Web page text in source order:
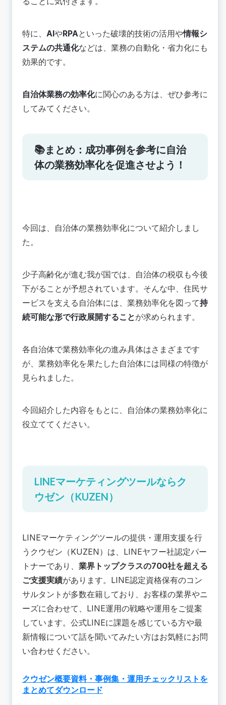
特に、 AIやRPAといった破壊的技術の活用や情報シ
ステムの共通化などは、業務の自動化・省力化にも
効果的です。
自治体業務の効率化に関心のある方は、ぜひ参考に
してみてください。
📚まとめ：成功事例を参考に自治
体の業務効率化を促進させよう！
今回は、自治体の業務効率化について紹介しまし
た。
少子高齢化が進む我が国では、自治体の税収も今後
下がることが予想されています。そんな中、住民サ
ービスを支える自治体には、業務効率化を図って持
続可能な形で行政展開することが求められます。
各自治体で業務効率化の進み具体はさまざまです
が、業務効率化を果たした自治体には同様の特徴が
見られました。
今回紹介した内容をもとに、自治体の業務効率化に
役立ててください。
LINEマーケティングツールならク
ウゼン（KUZEN）
LINEマーケティングツールの提供・運用支援を行
うクウゼン（KUZEN）は、LINEヤフー社認定パー
トナーであり、 業界トップクラスの700社を超える
ご支援実績があります。LINE認定資格保有のコン
サルタントが多数在籍しており、お客様の業界やニ
ーズに合わせて、LINE運用の戦略や運用をご提案
しています。公式LINEに課題を感じている方や最
新情報について話を聞いてみたい方はお気軽にお問
い合わせください。
クウゼン概要資料・事例集・運用チェックリストを
まとめてダウンロード